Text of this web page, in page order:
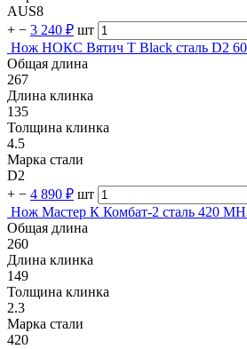
AUS8
+ − 3 240 ₽ шт
Нож НОКС Вятич Т Black сталь D2
Общая длина
267
Длина клинка
135
Толщина клинка
4.5
Марка стали
D2
+ − 4 890 ₽ шт
Нож Мастер К Комбат-2 сталь 420
Общая длина
260
Длина клинка
149
Толщина клинка
2.3
Марка стали
420